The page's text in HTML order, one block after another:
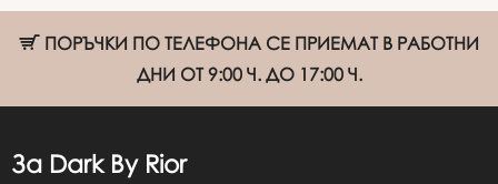
ПОРЪЧКИ ПО ТЕЛЕФОНА СЕ ПРИЕМАТ В РАБОТНИ
ДНИ ОТ 9:00 Ч. ДО 17:00 Ч.
За Dark By Rior